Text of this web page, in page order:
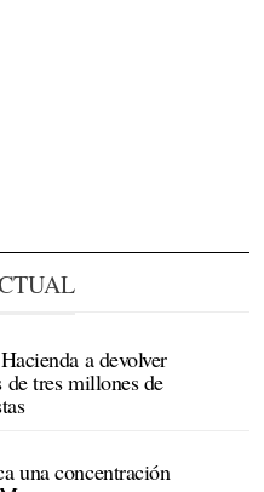
a devolver
tres millones de
una concentración